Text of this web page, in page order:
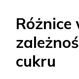
cukru